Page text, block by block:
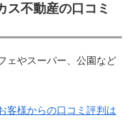
ス不動産の口コミ
ェやスーパー、公園など
客様からの口コミ評判は